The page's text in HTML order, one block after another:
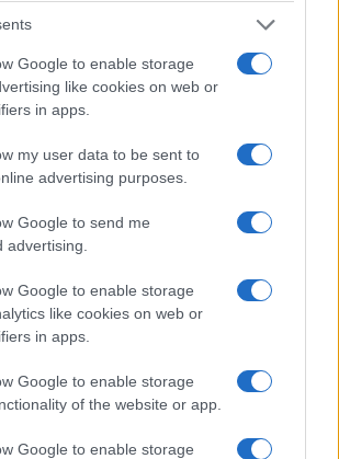
Google to enable storage
like cookies on web or
in apps.
my user data to be sent to
advertising purposes.
Google to send me
advertising.
Google to enable storage
like cookies on web or
in apps.
Google to enable storage
of the website or app.
Google to enable storage
για τα
Θέμα μονοπωλίου της
ΑΝΚΟ στην
σύμβουλοι της
μειοψηφίας Κιάνας
και Βόσδου
5 Αυγούστου 2026, 3:30 μμ